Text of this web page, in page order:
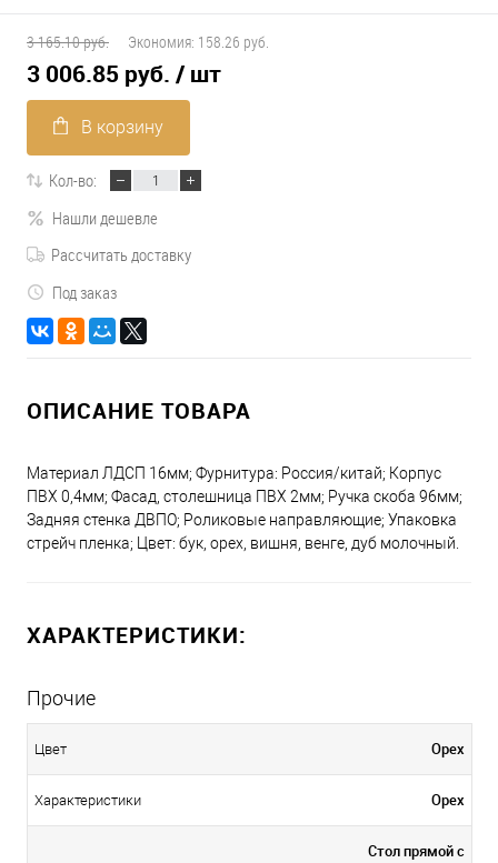
3 165.10 руб. Экономия: 158.26 руб.
3 006.85 руб. / шт
В корзину
Кол-во:
Нашли дешевле
Рассчитать доставку
Под заказ
ОПИСАНИЕ ТОВАРА
Материал ЛДСП 16мм; Фурнитура: Россия/китай; Корпус
ПВХ 0,4мм; Фасад, столешница ПВХ 2мм; Ручка скоба 96мм;
Задняя стенка ДВПО; Роликовые направляющие; Упаковка
стрейч пленка; Цвет: бук, орех, вишня, венге, дуб молочный.
ХАРАКТЕРИСТИКИ:
Прочие
Цвет Орех
Характеристики Орех
Стол прямой с